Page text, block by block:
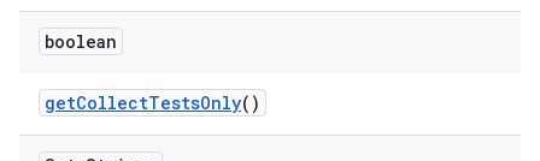
boolean
getCollectTestsOnly()